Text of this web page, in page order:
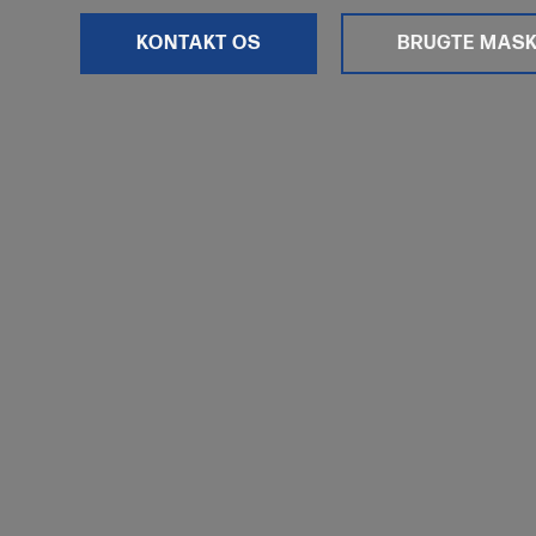
KONTAKT OS BRUGTE